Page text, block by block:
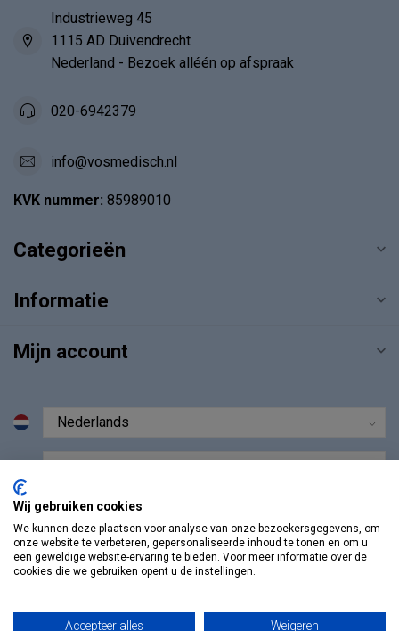
Industrieweg 45
1115 AD Duivendrecht
Nederland - Bezoek alléén op afspraak
020-6942379
info@vosmedisch.nl
KVK nummer: 85989010
Categorieën
Informatie
Mijn account
Wij gebruiken cookies
We kunnen deze plaatsen voor analyse van onze bezoekersgegevens, om
onze website te verbeteren, gepersonaliseerde inhoud te tonen en om u
een geweldige website-ervaring te bieden. Voor meer informatie over de
cookies die we gebruiken opent u de instellingen.
Accepteer alles Weigeren